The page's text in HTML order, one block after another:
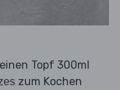
Topf 300ml
zum Kochen